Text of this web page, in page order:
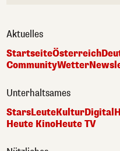
Aktuelles
StartseiteÖsterreich
CommunityWetter
Unterhaltsames
StarsLeuteKulturDigital
Heute KinoHeute TV